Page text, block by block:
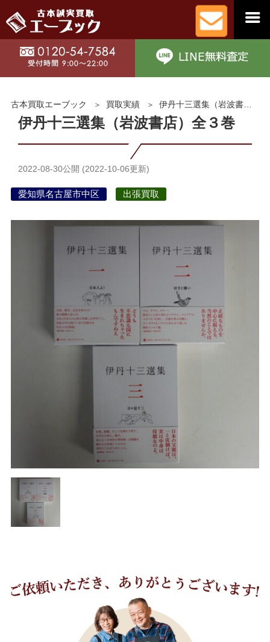
古本買取エーブック 買取実績 伊丹十三選集（岩波書店）全３巻
伊丹十三選集（岩波書店）全３巻
2022-08-30公開 (2022-10-06更新)
愛知県名古屋市中区 出張買取